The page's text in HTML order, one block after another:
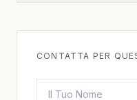
CONTATTA PER